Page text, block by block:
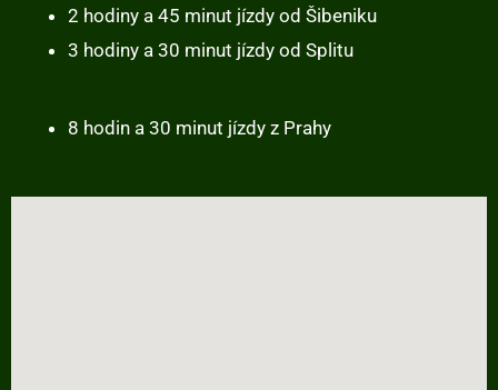
2 hodiny a 45 minut jízdy od Šibeniku
3 hodiny a 30 minut jízdy od Splitu
8 hodin a 30 minut jízdy z Prahy